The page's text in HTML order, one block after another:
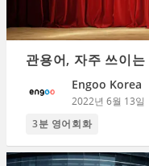
관용어, 자주 쓰이
Engoo Korea
2022년 6월 13일
3분 영어회화